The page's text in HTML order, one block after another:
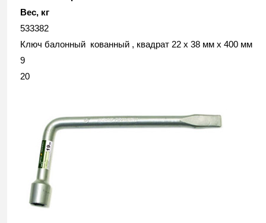
Вес, кг
533382
Ключ балонный кованный , квадрат 22 х 38 мм x 400 мм
9
20